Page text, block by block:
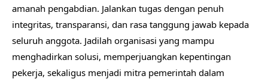
amanah pengabdian. Jalankan tugas dengan penuh
integritas, transparansi, dan rasa tanggung jawab kepada
seluruh anggota. Jadilah organisasi yang mampu
menghadirkan solusi, memperjuangkan kepentingan
pekerja, sekaligus menjadi mitra pemerintah dalam